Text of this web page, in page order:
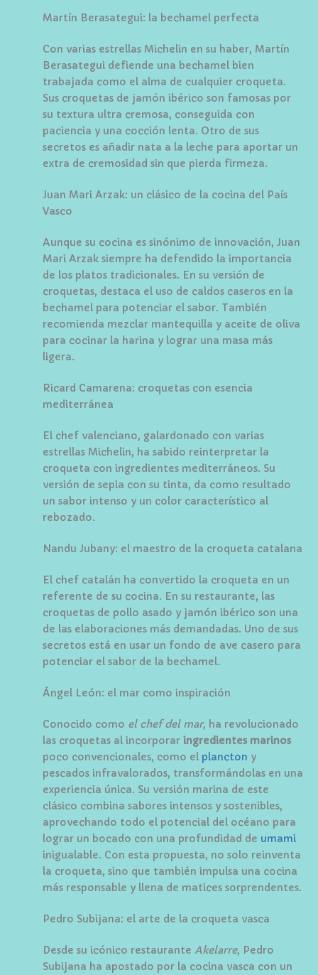
Martín Berasategui: la bechamel perfecta
Con varias estrellas Michelin en su haber, Martín
Berasategui defiende una bechamel bien
trabajada como el alma de cualquier croqueta.
Sus croquetas de jamón ibérico son famosas por
su textura ultra cremosa, conseguida con
paciencia y una cocción lenta. Otro de sus
secretos es añadir nata a la leche para aportar un
extra de cremosidad sin que pierda firmeza.
Juan Mari Arzak: un clásico de la cocina del País
Vasco
Aunque su cocina es sinónimo de innovación, Juan
Mari Arzak siempre ha defendido la importancia
de los platos tradicionales. En su versión de
croquetas, destaca el uso de caldos caseros en la
bechamel para potenciar el sabor. También
recomienda mezclar mantequilla y aceite de oliva
para cocinar la harina y lograr una masa más
ligera.
Ricard Camarena: croquetas con esencia
mediterránea
El chef valenciano, galardonado con varias
estrellas Michelin, ha sabido reinterpretar la
croqueta con ingredientes mediterráneos. Su
versión de sepia con su tinta, da como resultado
un sabor intenso y un color característico al
rebozado.
Nandu Jubany: el maestro de la croqueta catalana
El chef catalán ha convertido la croqueta en un
referente de su cocina. En su restaurante, las
croquetas de pollo asado y jamón ibérico son una
de las elaboraciones más demandadas. Uno de sus
secretos está en usar un fondo de ave casero para
potenciar el sabor de la bechamel.
Ángel León: el mar como inspiración
Conocido como el chef del mar, ha revolucionado
las croquetas al incorporar ingredientes marinos
poco convencionales, como el plancton y
pescados infravalorados, transformándolas en una
experiencia única. Su versión marina de este
clásico combina sabores intensos y sostenibles,
aprovechando todo el potencial del océano para
lograr un bocado con una profundidad de umami
inigualable. Con esta propuesta, no solo reinventa
la croqueta, sino que también impulsa una cocina
más responsable y llena de matices sorprendentes.
Pedro Subijana: el arte de la croqueta vasca
Desde su icónico restaurante Akelarre, Pedro
Subijana ha apostado por la cocina vasca con un